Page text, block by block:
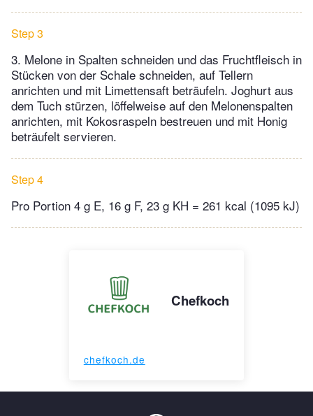
Step 3
3. Melone in Spalten schneiden und das Fruchtfleisch in
Stücken von der Schale schneiden, auf Tellern
anrichten und mit Limettensaft beträufeln. Joghurt aus
dem Tuch stürzen, löffelweise auf den Melonenspalten
anrichten, mit Kokosraspeln bestreuen und mit Honig
beträufelt servieren.
Step 4
Pro Portion 4 g E, 16 g F, 23 g KH = 261 kcal (1095 kJ)
Chefkoch
chefkoch.de